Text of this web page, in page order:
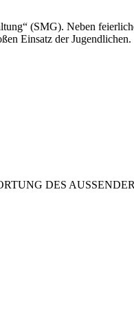
(SMG). Neben
Einsatz der Jugendlichen.
DES